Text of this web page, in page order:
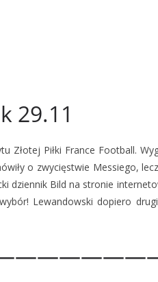
29.11
Złotej Piłki France Football.
o zwycięstwie Messiego,
dziennik Bild na stronie
Lewandowski dopiero